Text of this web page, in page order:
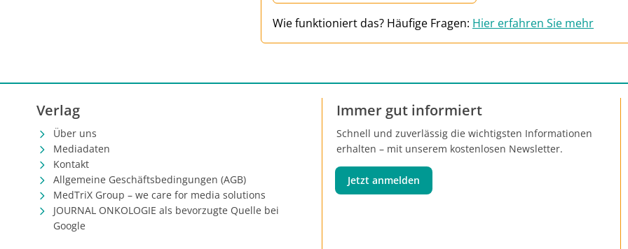
Wie funktioniert das? Häufige Fragen: Hier erfahren Sie mehr
Verlag
Über uns
Mediadaten
Kontakt
Allgemeine Geschäftsbedingungen (AGB)
MedTriX Group – we care for media solutions
JOURNAL ONKOLOGIE als bevorzugte Quelle bei
Google
Immer gut informiert
Schnell und zuverlässig die wichtigsten Informationen
erhalten – mit unserem kostenlosen Newsletter.
Jetzt anmelden